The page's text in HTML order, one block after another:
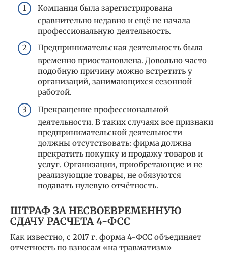
Компания была зарегистрирована
сравнительно недавно и ещё не начала
профессиональную деятельность.
Предпринимательская деятельность была
временно приостановлена. Довольно часто
подобную причину можно встретить у
организаций, занимающихся сезонной
работой.
Прекращение профессиональной
деятельности. В таких случаях все признаки
предпринимательской деятельности
должны отсутствовать: фирма должна
прекратить покупку и продажу товаров и
услуг. Организации, приобретающие и не
реализующие товары, не обязуются
подавать нулевую отчётность.
ШТРАФ ЗА НЕСВОЕВРЕМЕННУЮ
СДАЧУ РАСЧЕТА 4-ФСС
Как известно, с 2017 г. форма 4-ФСС объединяет
отчетность по взносам «на травматизм»